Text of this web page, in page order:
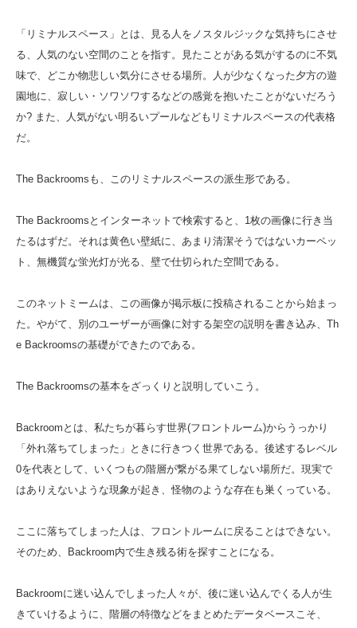
「リミナルスペース」とは、見る人をノスタルジックな気持ちにさせ
る、人気のない空間のことを指す。見たことがある気がするのに不気
味で、どこか物悲しい気分にさせる場所。人が少なくなった夕方の遊
園地に、寂しい・ソワソワするなどの感覚を抱いたことがないだろう
か? また、人気がない明るいプールなどもリミナルスペースの代表格
だ。
The Backroomsも、このリミナルスペースの派生形である。
The Backroomsとインターネットで検索すると、1枚の画像に行き当
たるはずだ。それは黄色い壁紙に、あまり清潔そうではないカーペッ
ト、無機質な蛍光灯が光る、壁で仕切られた空間である。
このネットミームは、この画像が掲示板に投稿されることから始まっ
た。やがて、別のユーザーが画像に対する架空の説明を書き込み、Th
e Backroomsの基礎ができたのである。
The Backroomsの基本をざっくりと説明していこう。
Backroomとは、私たちが暮らす世界(フロントルーム)からうっかり
「外れ落ちてしまった」ときに行きつく世界である。後述するレベル
0を代表として、いくつもの階層が繋がる果てしない場所だ。現実で
はありえないような現象が起き、怪物のような存在も巣くっている。
ここに落ちてしまった人は、フロントルームに戻ることはできない。
そのため、Backroom内で生き残る術を探すことになる。
Backroomに迷い込んでしまった人々が、後に迷い込んでくる人が生
きていけるように、階層の特徴などをまとめたデータベースこそ、